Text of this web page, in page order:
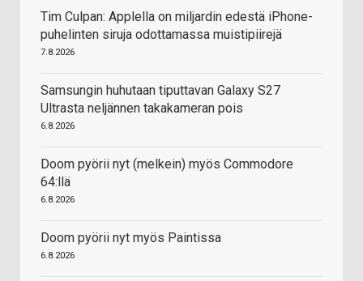
Tim Culpan: Applella on miljardin edestä iPhone-
puhelinten siruja odottamassa muistipiirejä
7.8.2026
Samsungin huhutaan tiputtavan Galaxy S27
Ultrasta neljännen takakameran pois
6.8.2026
Doom pyörii nyt (melkein) myös Commodore
64:llä
6.8.2026
Doom pyörii nyt myös Paintissa
6.8.2026